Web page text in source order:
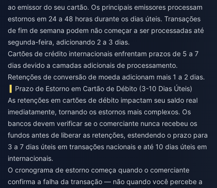
ao emissor do seu cartão. Os principais emissores processam
estornos em 24 a 48 horas durante os dias úteis. Transações
de fim de semana podem não começar a ser processadas até
segunda-feira, adicionando 2 a 3 dias.
Cartões de crédito internacionais enfrentam prazos de 5 a 7
dias devido a camadas adicionais de processamento.
Retenções de conversão de moeda adicionam mais 1 a 2 dias.
Prazo de Estorno em Cartão de Débito (3-10 Dias Úteis)
As retenções em cartões de débito impactam seu saldo real
imediatamente, tornando os estornos mais complexos. Os
bancos devem verificar se o comerciante nunca recebeu os
fundos antes de liberar as retenções, estendendo o prazo para
3 a 7 dias úteis em transações nacionais e até 10 dias úteis em
internacionais.
O cronograma de estorno começa quando o comerciante
confirma a falha da transação — não quando você percebe a